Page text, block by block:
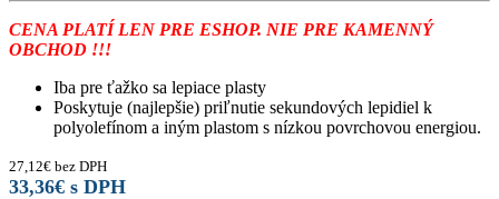
CENA PLATÍ LEN PRE ESHOP. NIE PRE KAMENNÝ
OBCHOD !!!
Iba pre ťažko sa lepiace plasty
Poskytuje (najlepšie) priľnutie sekundových lepidiel k
polyolefínom a iným plastom s nízkou povrchovou energiou.
27,12€ bez DPH
33,36€ s DPH